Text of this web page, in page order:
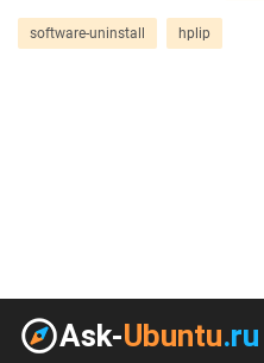
software-uninstall hplip